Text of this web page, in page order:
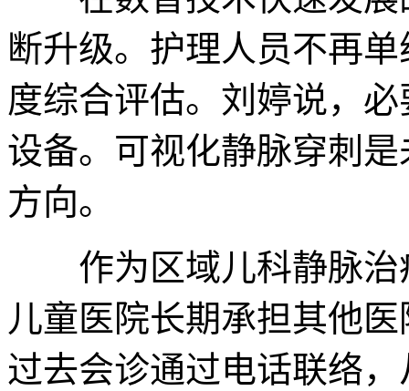
断升级。护理人员不再
度综合评估。刘婷说，
设备。可视化静脉穿刺
方向。
作为区域儿科静脉治
儿童医院长期承担其他
过去会诊通过电话联络